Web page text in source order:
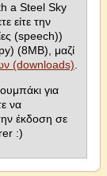
a Steel Sky
είτε την
(speech))
(8MB), μαζί
(downloads)
για
να
έκδοση σε
:)